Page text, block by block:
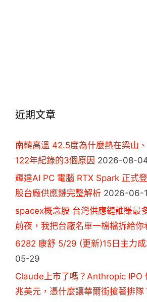
近期文章
南韓高溫 42.5度為什麼熱在梁山
122年紀錄的3個原因 2026-08-
輝達AI PC 電腦 RTX Spark 正式
股台廠供應鏈完整解析 2026-06-
spacex概念股 台灣供應鏈誰賺最
前夜，我把台廠名單一檔檔拆給你
6282 康舒 5/29 (更新)15日主力
05-29
Claude上市了嗎？Anthropic IPO
兆美元，憑什麼讓華爾街搶著排隊